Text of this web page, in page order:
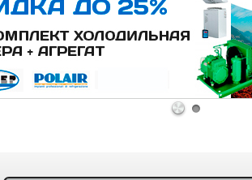
1 2